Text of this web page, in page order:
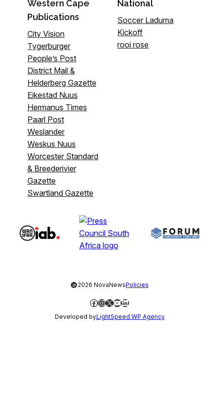
Western Cape
Publications
City Vision
Tygerburger
People’s Post
District Mail &
Helderberg Gazette
Eikestad Nuus
Hermanus Times
Paarl Post
Weslander
Weskus Nuus
Worcester Standard
& Breederivier
Gazette
Swartland Gazette
National
Soccer Laduma
Kickoff
rooi rose
©2026 NovaNewsPolicies
Facebook
Instagram
X YouTube
LinkedIn
Developed byLightSpeed WP Agency